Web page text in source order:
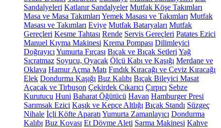
Sandalyeleri Katlanır Sandalyeler Mutfak Köşe Takımları
Masa ve Masa Takımları Yemek Masası ve Takımları Mutfak
Masası ve Takımları Eviye Mutfak Bataryaları Mutfak
Gereçleri Kesme Tahtası Rende Servis Gereçleri Patates Ezici
Manuel Kıyma Makinesi Krema Pompası Dilimleyici
Doğrayıcı Yumurta Fırçası Bıçak ve Bıçak Setleri Yağ
Sıçratmaz Soyucu, Oyacak Ölçü Kabı ve Kaşığı Merdane ve
Oklava Hamur Açma Matı Fındık Kıracağı ve Ceviz Kıracağı
Elek Dondurma Kaşığı Buz Kalıbı Bıçak Bileyici Masat
Açacak ve Tirbuşon Çekirdek Çıkarıcı Çırpıcı Sebze
Kurutucu Huni Baharat Öğütücü Havan Hamburger Presi
Sarımsak Ezici Kaşık ve Kepçe Altlığı Bıçak Standı Süzgeç
Nihale İçli Köfte Aparatı Yumurta Zamanlayıcı Dondurma
Kalıbı Buz Kovası Et Dövme Aleti Sarma Makinesi Kahve